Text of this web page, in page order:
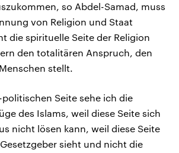
so Abdel-Samad, muss
von Religion und Staat
die spirituelle Seite der Religion
den totalitären Anspruch, den
stellt.
Seite sehe ich die
des Islams, weil diese Seite sich
nicht lösen kann, weil diese Seite
sieht und nicht die